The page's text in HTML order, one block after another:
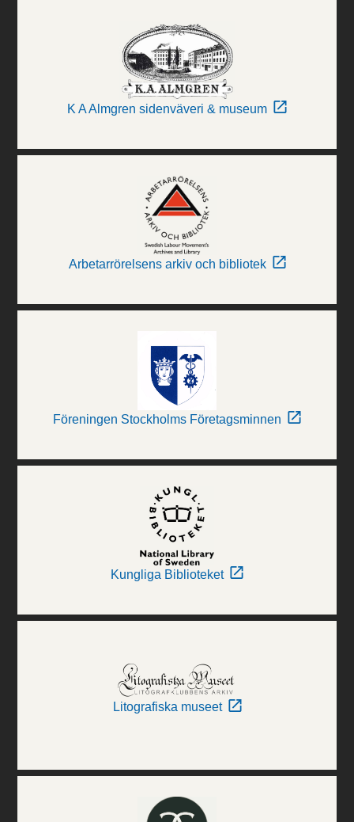
K A Almgren sidenväveri & museum
Arbetarrörelsens arkiv och bibliotek
Föreningen Stockholms Företagsminnen
Kungliga Biblioteket
Litografiska museet